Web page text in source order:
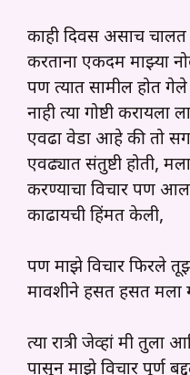
काही दिवस असाच
करताना एकदम माझ्या
पण त्यात सामील होत गेले
नाही त्या गोष्टी करायला
एवढा वेडा आहे की तो
एवढ्यात संतुष्टी होती,
करण्याचा विचार पण
काढायची हिंमत केली,
पण माझे विचार फिरले
मावशीने हसत हसत मला
त्या रात्री जेव्हां मी तुला
पासून माझे विचार पूर्ण